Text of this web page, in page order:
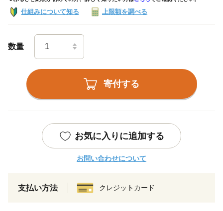
仕組みについて知る 上限額を調べる
数量
寄付する
お気に入りに追加する
お問い合わせについて
支払い方法 クレジットカード